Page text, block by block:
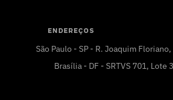
ENDEREÇOS
São Paulo - SP - R. Joaquim
Brasília - DF - SRTVS 701, Lote